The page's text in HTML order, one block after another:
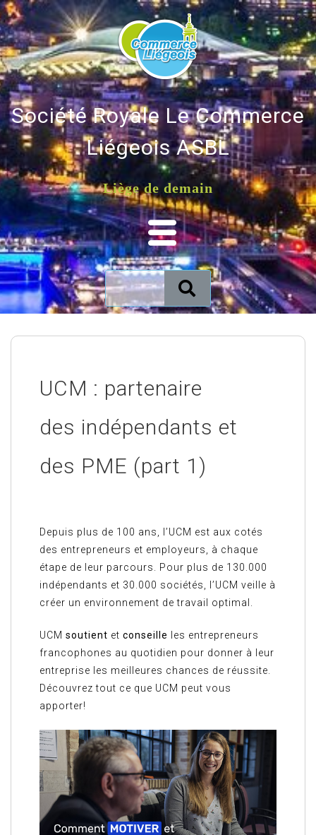
Société Royale Le Commerce
Liégeois ASBL
Liège de demain
UCM : partenaire
des indépendants et
des PME (part 1)
Depuis plus de 100 ans, l’UCM est aux cotés
des entrepreneurs et employeurs, à chaque
étape de leur parcours. Pour plus de 130.000
indépendants et 30.000 sociétés, l’UCM veille à
créer un environnement de travail optimal.
UCM soutient et conseille
les entrepreneurs
francophones au quotidien pour donner à leur
entreprise les meilleures chances de réussite.
Découvrez tout ce que UCM peut vous
apporter!